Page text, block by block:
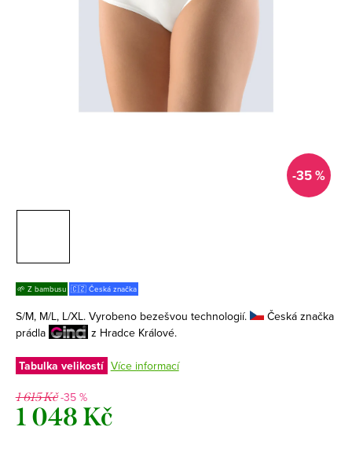
-35 %
🌱 Z bambusu 🇨🇿 Česká značka
S/M, M/L, L/XL. Vyrobeno bezešvou technologií.
Česká značka
prádla
z Hradce Králové.
Tabulka velikostí Více informací
1 615 Kč-35 %
1 048 Kč